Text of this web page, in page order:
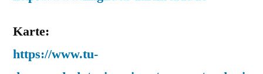
Karte:
https://www.tu-